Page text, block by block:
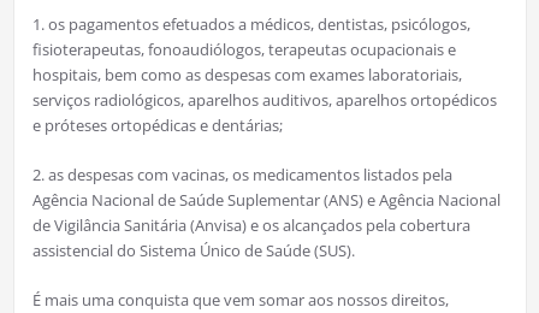
1. os pagamentos efetuados a médicos, dentistas, psicólogos,
fisioterapeutas, fonoaudiólogos, terapeutas ocupacionais e
hospitais, bem como as despesas com exames laboratoriais,
serviços radiológicos, aparelhos auditivos, aparelhos ortopédicos
e próteses ortopédicas e dentárias;
2. as despesas com vacinas, os medicamentos listados pela
Agência Nacional de Saúde Suplementar (ANS) e Agência Nacional
de Vigilância Sanitária (Anvisa) e os alcançados pela cobertura
assistencial do Sistema Único de Saúde (SUS).
É mais uma conquista que vem somar aos nossos direitos,